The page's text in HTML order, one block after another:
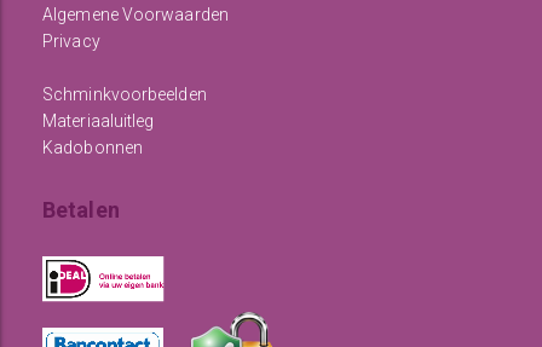
Algemene Voorwaarden
Privacy
Schminkvoorbeelden
Materiaaluitleg
Kadobonnen
Betalen